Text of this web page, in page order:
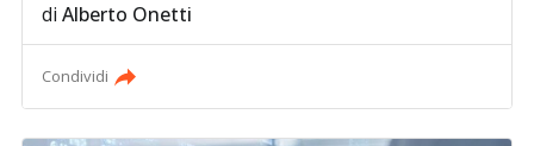
diAlberto Onetti
Condividi